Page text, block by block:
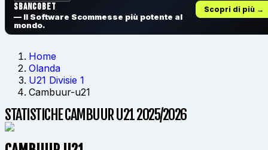
SbancoBet
— Il Software Scommesse più potente al
mondo.
Scopri di più →
Home
Olanda
U21 Divisie 1
Cambuur-u21
STATISTICHE CAMBUUR U21 2025/2026